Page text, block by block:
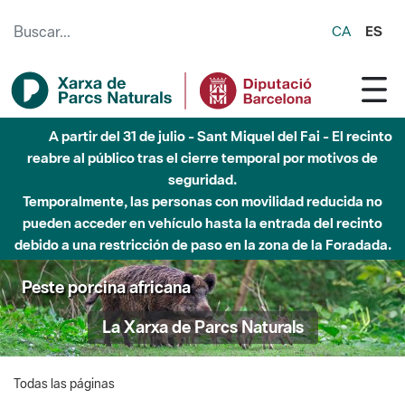
CA ES
A partir del 31 de julio - Sant Miquel del Fai - El recinto
reabre al público tras el cierre temporal por motivos de
seguridad.
Temporalmente, las personas con movilidad reducida no
pueden acceder en vehículo hasta la entrada del recinto
debido a una restricción de paso en la zona de la Foradada.
Peste porcina africana
La Xarxa de Parcs Naturals
Todas las páginas